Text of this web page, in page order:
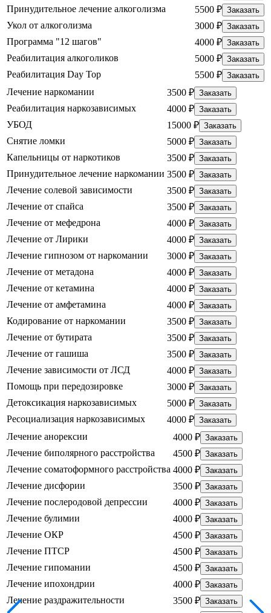
Принудительное лечение алкоголизма 5500 ₽ Заказать
Укол от алкоголизма 3000 ₽ Заказать
Программа "12 шагов" 4000 ₽ Заказать
Реабилитация алкоголиков 5000 ₽ Заказать
Реабилитация Day Top 5500 ₽ Заказать
Лечение наркомании 3500 ₽ Заказать
Реабилитация наркозависимых 4000 ₽ Заказать
УБОД 15000 ₽ Заказать
Снятие ломки 5000 ₽ Заказать
Капельницы от наркотиков 3500 ₽ Заказать
Принудительное лечение наркомании 3500 ₽ Заказать
Лечение солевой зависимости 3500 ₽ Заказать
Лечение от спайса 3500 ₽ Заказать
Лечение от мефедрона 4000 ₽ Заказать
Лечение от Лирики 4000 ₽ Заказать
Лечение гипнозом от наркомании 3000 ₽ Заказать
Лечение от метадона 4000 ₽ Заказать
Лечение от кетамина 4000 ₽ Заказать
Лечение от амфетамина 4000 ₽ Заказать
Кодирование от наркомании 3500 ₽ Заказать
Лечение от бутирата 3500 ₽ Заказать
Лечение от гашиша 3500 ₽ Заказать
Лечение зависимости от ЛСД 4000 ₽ Заказать
Помощь при передозировке 3000 ₽ Заказать
Детоксикация наркозависимых 5000 ₽ Заказать
Ресоциализация наркозависимых 4000 ₽ Заказать
Лечение анорексии 4000 ₽ Заказать
Лечение биполярного расстройства 4500 ₽ Заказать
Лечение соматоформного расстройства 4000 ₽ Заказать
Лечение дисфории 3500 ₽ Заказать
Лечение послеродовой депрессии 4000 ₽ Заказать
Лечение булимии 4000 ₽ Заказать
Лечение ОКР 4500 ₽ Заказать
Лечение ПТСР 4500 ₽ Заказать
Лечение гипомании 4500 ₽ Заказать
Лечение ипохондрии 4000 ₽ Заказать
Лечение раздражительности 3500 ₽ Заказать